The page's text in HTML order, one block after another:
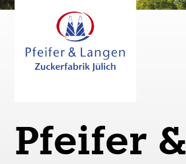
Pfeifer &